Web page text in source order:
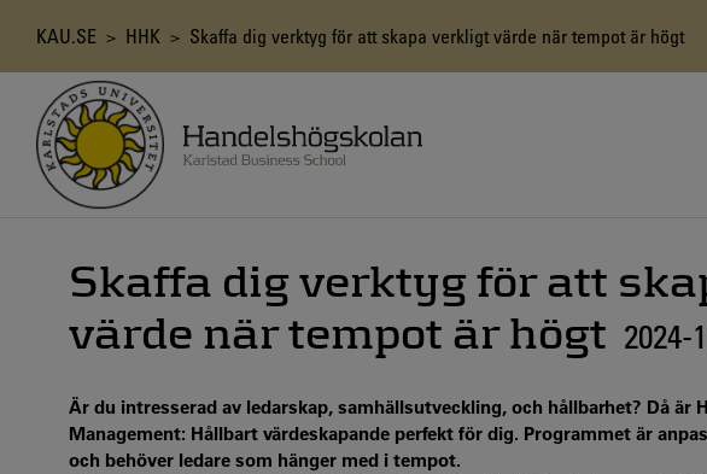
Länkstig
KAU.SE > HHK > Skaffa dig verktyg för att skapa verkligt värde när tempot är högt
Skaffa dig verktyg för att
värde när tempot är högt 2024-
Är du intresserad av ledarskap, samhällsutveckling, och hållbarhet? Då är
Management: Hållbart värdeskapande perfekt för dig. Programmet är
och behöver ledare som hänger med i tempot.